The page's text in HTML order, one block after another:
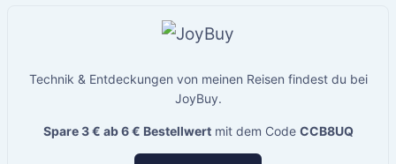
Technik & Entdeckungen von meinen Reisen findest du bei
JoyBuy.
Spare 3 € ab 6 € Bestellwertmit dem Code CCB8UQ